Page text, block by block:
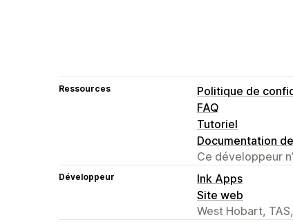
Ressources
Politique de
FAQ
Tutoriel
Documentation
Ce développeur
Développeur
Ink Apps
Site web
West Hobart,